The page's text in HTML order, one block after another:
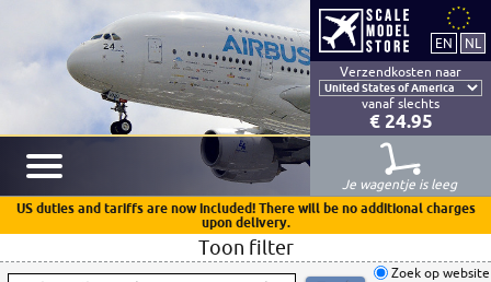
Verzendkosten naar
vanaf slechts
€ 24.95
Je wagentje is leeg
US duties and tariffs are now included! There will be no additional charges
upon delivery.
Toon filter
Zoek op website